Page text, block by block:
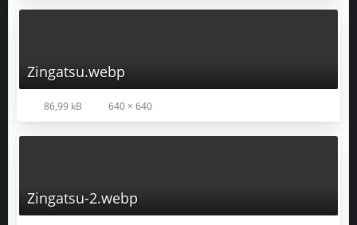
Zingatsu.webp
86,99 kB 640 × 640
Zingatsu-2.webp